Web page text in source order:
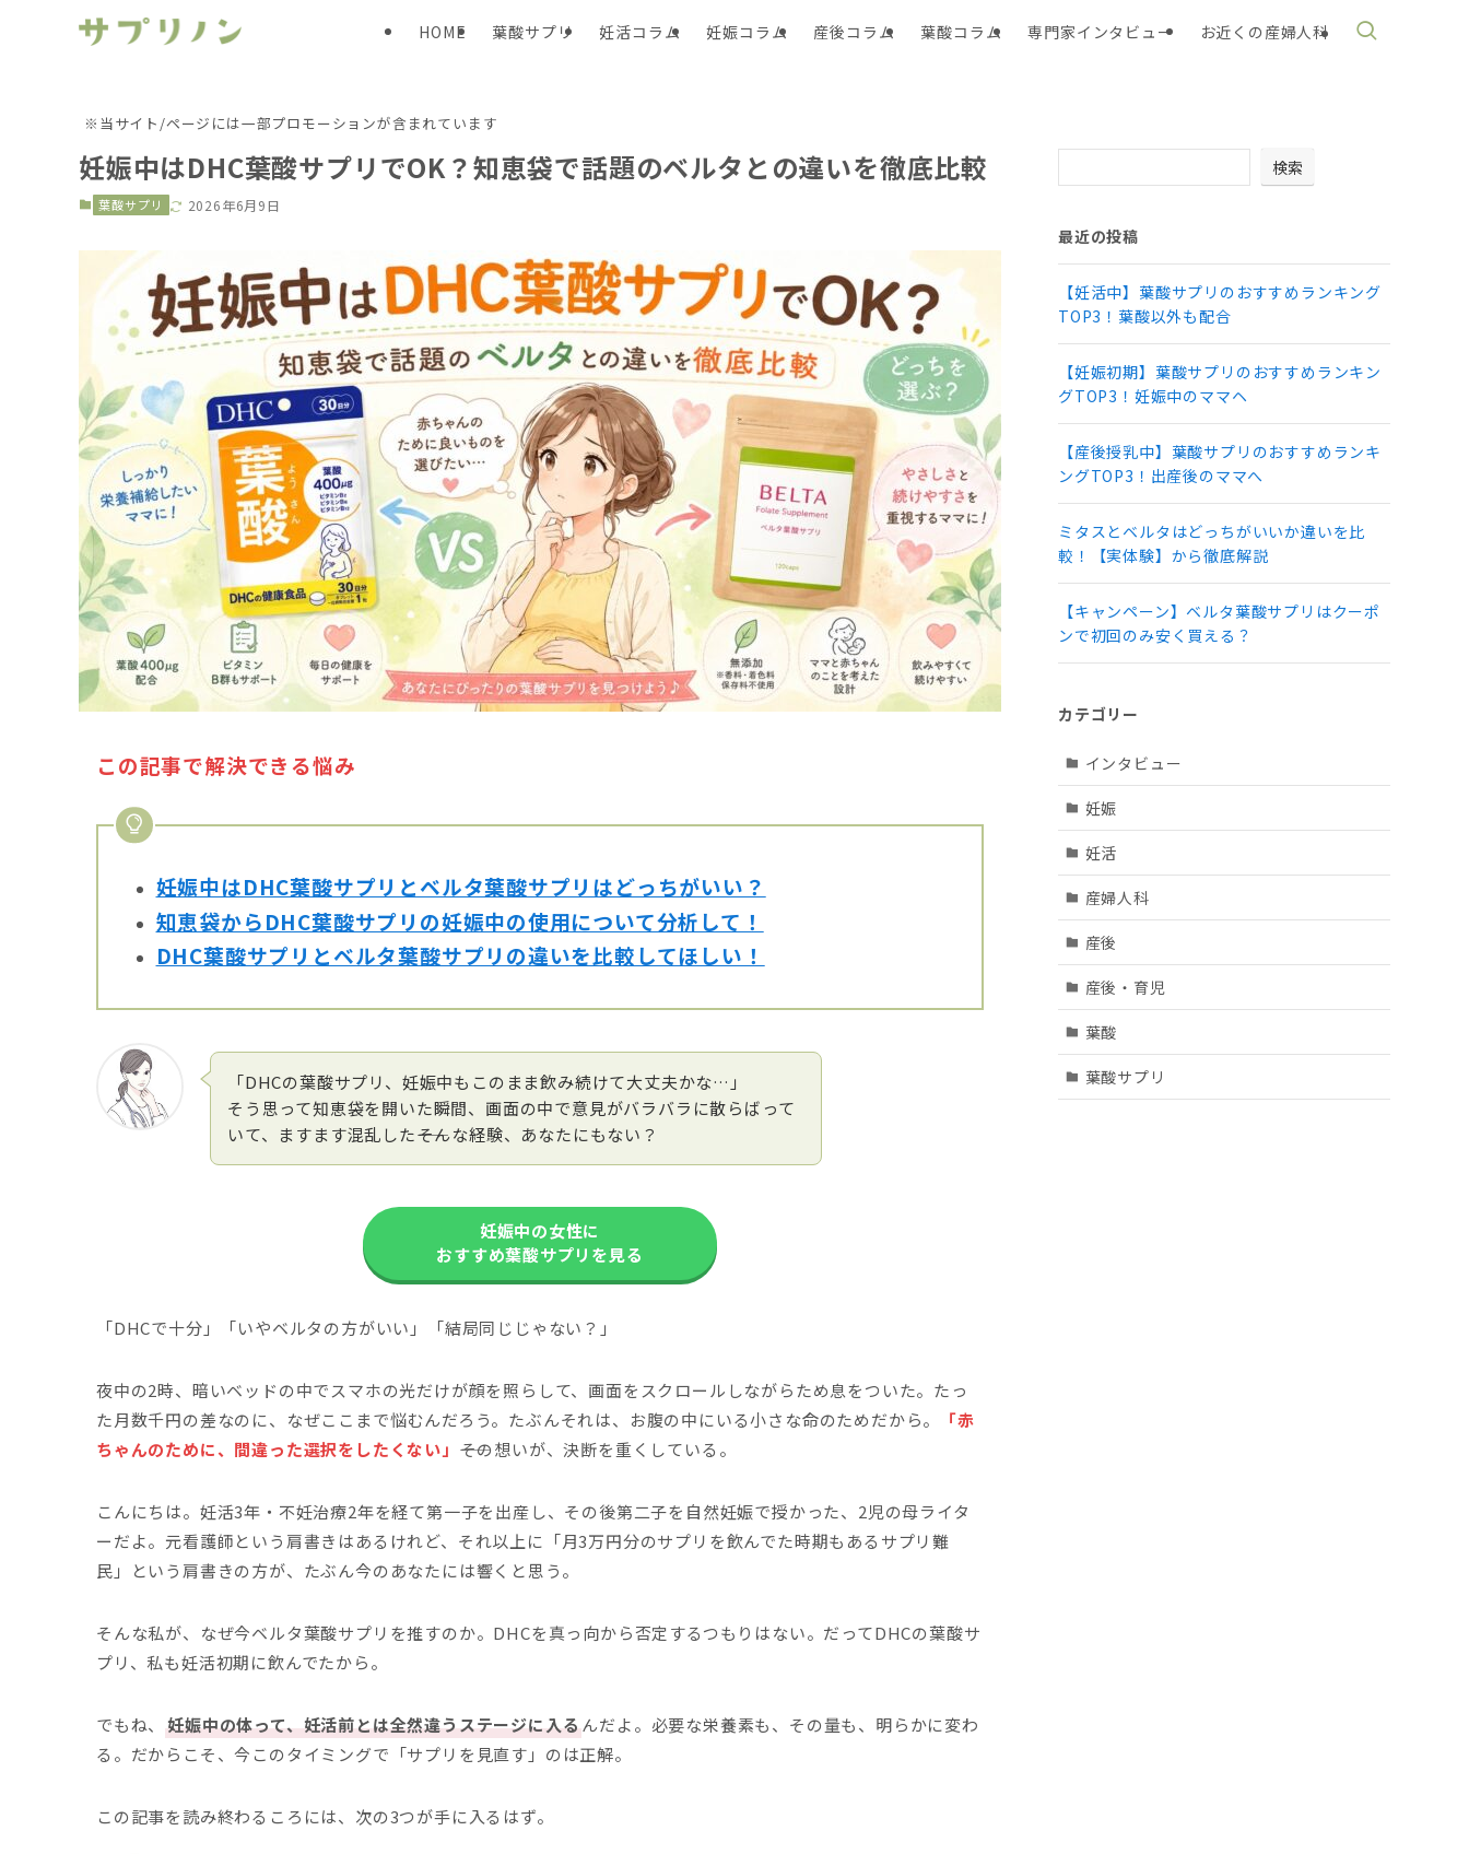
HOME 葉酸サプリ 妊活コラム 妊娠コラム 産後コラム 葉酸コラム 専門家インタビュー お近くの産婦人科
※当サイト/ページには一部プロモーションが含まれています
妊娠中はDHC葉酸サプリでOK？知恵袋で話題のベルタとの違いを徹底比較
葉酸サプリ 2026年6月9日
この記事で解決できる悩み
妊娠中はDHC葉酸サプリとベルタ葉酸サプリはどっちがいい？
知恵袋からDHC葉酸サプリの妊娠中の使用について分析して！
DHC葉酸サプリとベルタ葉酸サプリの違いを比較してほしい！
「DHCの葉酸サプリ、妊娠中もこのまま飲み続けて大丈夫かな…」
そう思って知恵袋を開いた瞬間、画面の中で意見がバラバラに散らばって
いて、ますます混乱した――そんな経験、あなたにもない？
妊娠中の女性に
おすすめ葉酸サプリを見る
「DHCで十分」「いやベルタの方がいい」「結局同じじゃない？」
夜中の2時、暗いベッドの中でスマホの光だけが顔を照らして、画面をスクロールしながらため息をついた。たっ
た月数千円の差なのに、なぜここまで悩むんだろう。たぶんそれは、お腹の中にいる小さな命のためだから。
「赤
ちゃんのために、間違った選択をしたくない」 ――その想いが、決断を重くしている。
こんにちは。妊活3年・不妊治療2年を経て第一子を出産し、その後第二子を自然妊娠で授かった、2児の母ライタ
ーだよ。元看護師という肩書きはあるけれど、それ以上に「月3万円分のサプリを飲んでた時期もあるサプリ難
民」という肩書きの方が、たぶん今のあなたには響くと思う。
そんな私が、なぜ今ベルタ葉酸サプリを推すのか。DHCを真っ向から否定するつもりはない。だってDHCの葉酸サ
プリ、私も妊活初期に飲んでたから。
でもね、妊娠中の体って、妊活前とは全然違うステージに入るんだよ。必要な栄養素も、その量も、明らかに変わ
る。だからこそ、今このタイミングで「サプリを見直す」のは正解。
この記事を読み終わるころには、次の3つが手に入るはず。
検索
最近の投稿
【妊活中】葉酸サプリのおすすめランキング
TOP3！葉酸以外も配合
【妊娠初期】葉酸サプリのおすすめランキン
グTOP3！妊娠中のママヘ
【産後授乳中】葉酸サプリのおすすめランキ
ングTOP3！出産後のママへ
ミタスとベルタはどっちがいいか違いを比
較！【実体験】から徹底解説
【キャンペーン】ベルタ葉酸サプリはクーポ
ンで初回のみ安く買える？
カテゴリー
インタビュー
妊娠
妊活
産婦人科
産後
産後・育児
葉酸
葉酸サプリ